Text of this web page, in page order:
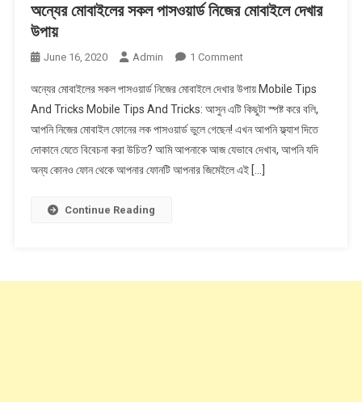
অন্যের মোবাইলের সকল পাসওয়ার্ড নিজের মোবাইলে দেখার
উপায়
June 16, 2020 Admin 1 CommentOn
মোবাইলের
সকল
পাসওয়ার্ড
নিজের
মোবাইলে
অন্যের মোবাইলের সকল পাসওয়ার্ড নিজের মোবাইলে দেখার উপায় Mobile Tips
And Tricks Mobile Tips And Tricks: আসুন এটি কিছুটা স্পষ্ট করে বলি,
আপনি নিজের মোবাইল ফোনের লক পাসওয়ার্ড ভুলে গেছেন! এখন আপনি ফ্ল্যাশ দিতে
দোকানে যেতে বিবেচনা করা উচিত? আমি আপনাকে আজ যেভাবে দেখাব, আপনি যদি
অন্য কোনও ফোন থেকে আপনার ফোনটি আপনার জিমেইলে এই […]
Continue Reading